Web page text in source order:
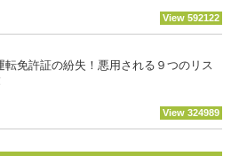
View 592122
転免許証の紛失！悪用される９つのリス
View 324989